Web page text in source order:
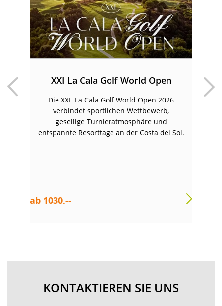
XXI La Cala Golf World Open
Die XXI. La Cala Golf World Open 2026
verbindet sportlichen Wettbewerb,
gesellige Turnieratmosphäre und
entspannte Resorttage an der Costa del Sol.
ab 1030,--
KONTAKTIEREN SIE UNS